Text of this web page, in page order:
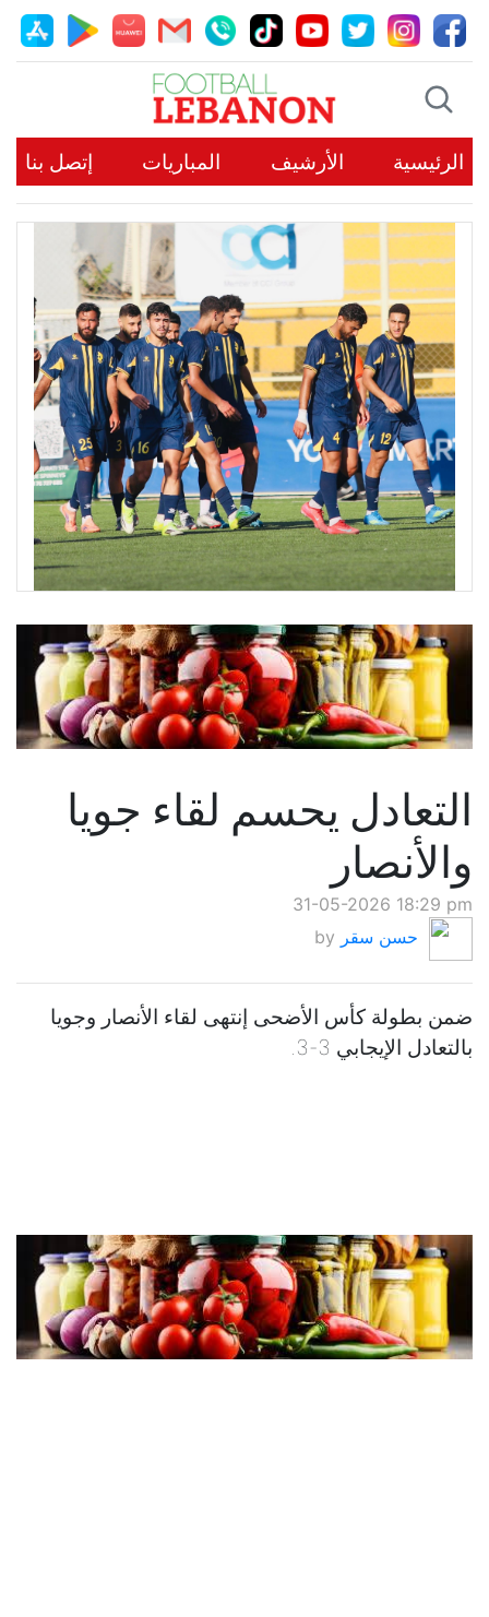
الرئيسية الأرشيف المباريات إتصل بنا
التعادل يحسم لقاء جويا
والأنصار
31-05-2026 18:29 pm
by حسن سقر
ضمن بطولة كأس الأضحى إنتهى لقاء الأنصار وجويا
بالتعادل الإيجابي 3-3.